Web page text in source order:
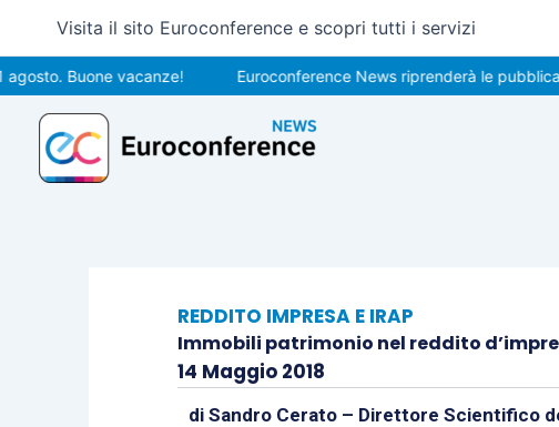
contenuto
Visita il sito Euroconference e scopri tutti i servizi
Buone vacanze! Euroconference News riprenderà le pubblicazioni
REDDITO IMPRESA E IRAP
Immobili patrimonio nel reddito
14 Maggio 2018
di Sandro Cerato – Direttore Scientifico